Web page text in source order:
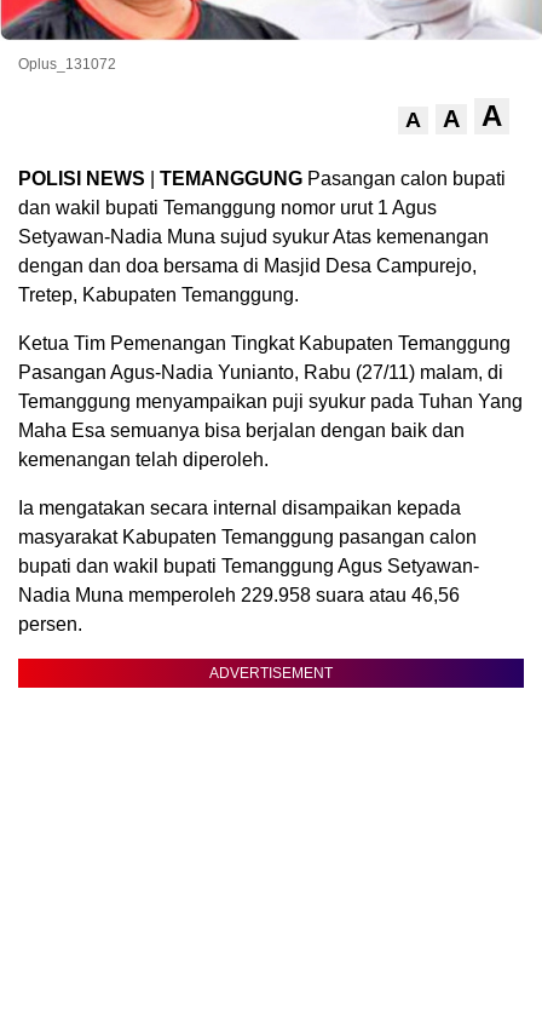
Oplus_131072
A A A
POLISI NEWS TEMANGGUNG Pasangan calon bupati
dan wakil bupati Temanggung nomor urut 1 Agus
Setyawan-Nadia Muna sujud syukur Atas kemenangan
dengan dan doa bersama di Masjid Desa Campurejo,
Tretep, Kabupaten Temanggung.
Ketua Tim Pemenangan Tingkat Kabupaten Temanggung
Pasangan Agus-Nadia Yunianto, Rabu (27/11) malam, di
Temanggung menyampaikan puji syukur pada Tuhan Yang
Maha Esa semuanya bisa berjalan dengan baik dan
kemenangan telah diperoleh.
Ia mengatakan secara internal disampaikan kepada
masyarakat Kabupaten Temanggung pasangan calon
bupati dan wakil bupati Temanggung Agus Setyawan-
Nadia Muna memperoleh 229.958 suara atau 46,56
persen.
ADVERTISEMENT